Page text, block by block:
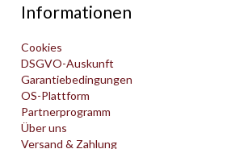
Informationen
Cookies
DSGVO-Auskunft
Garantiebedingungen
OS-Plattform
Partnerprogramm
Über uns
Versand & Zahlung